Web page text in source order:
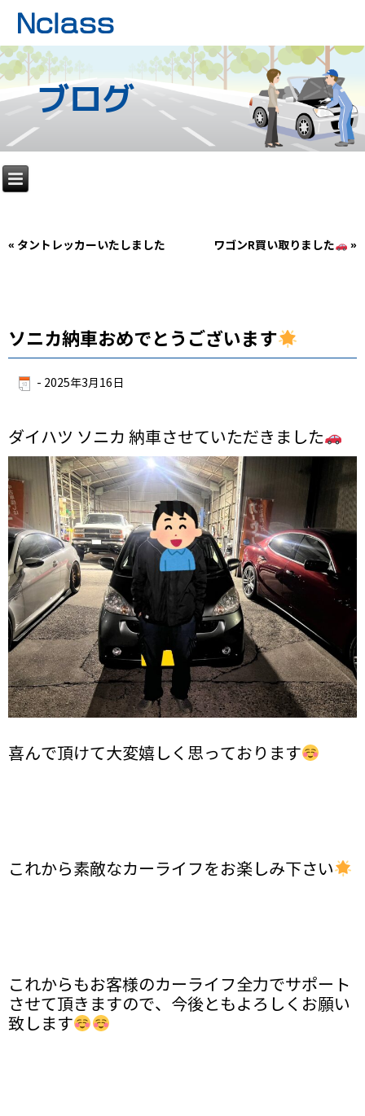
ブログ
« タントレッカーいたしました ワゴンR買い取りました »
ソニカ納車おめでとうございます
- 2025年3月16日
ダイハツ ソニカ 納車させていただきました
喜んで頂けて大変嬉しく思っております
これから素敵なカーライフをお楽しみ下さい
これからもお客様のカーライフ全力でサポート
させて頂きますので、今後ともよろしくお願い
致します